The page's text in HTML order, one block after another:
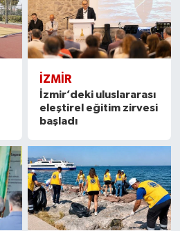
İZMIR
İzmir’deki uluslararası
eleştirel eğitim zirvesi
başladı